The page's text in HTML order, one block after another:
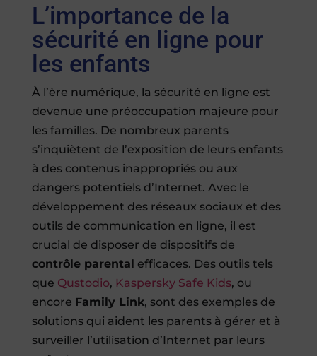
L’importance de la
sécurité en ligne pour
les enfants
À l’ère numérique, la sécurité en ligne est
devenue une préoccupation majeure pour
les familles. De nombreux parents
s’inquiètent de l’exposition de leurs enfants
à des contenus inappropriés ou aux
dangers potentiels d’Internet. Avec le
développement des réseaux sociaux et des
outils de communication en ligne, il est
crucial de disposer de dispositifs de
contrôle parental efficaces. Des outils tels
que Qustodio, Kaspersky Safe Kids, ou
encore Family Link, sont des exemples de
solutions qui aident les parents à gérer et à
surveiller l’utilisation d’Internet par leurs